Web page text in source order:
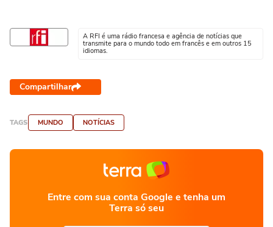
A RFI é uma rádio francesa e agência de notícias que
transmite para o mundo todo em francês e em outros 15
idiomas.
Compartilhar
TAGS MUNDO NOTÍCIAS
Entre com sua conta Google e tenha um
Terra só seu